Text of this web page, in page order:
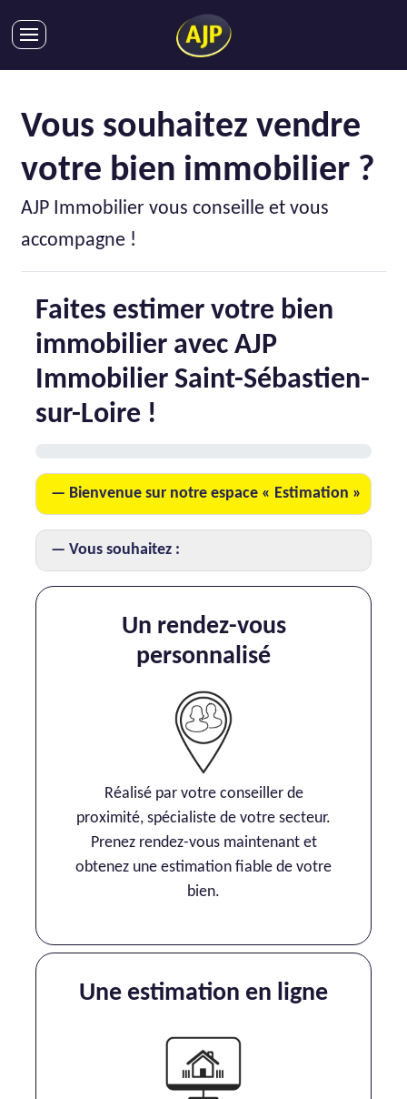
VENTES
LOCATIONS
GESTION LOCATIVE
SYNDIC
ENTREPRISES
DEVENIR FRANCHISÉ
AJP Recrute
Vous souhaitez vendre
votre bien immobilier ?
AJP Immobilier vous conseille et vous
accompagne !
Faites estimer votre bien
immobilier avec AJP
Immobilier Saint-Sébastien-
sur-Loire !
Bienvenue sur notre espace « Estimation »
Vous souhaitez :
Un rendez-vous
personnalisé
Réalisé par votre conseiller de
proximité, spécialiste de votre secteur.
Prenez rendez-vous maintenant et
obtenez une estimation fiable de votre
bien.
Une estimation en ligne